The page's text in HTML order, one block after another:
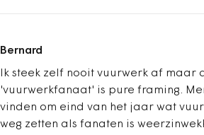
Bernard
Ik steek zelf nooit vuurwerk af maar
'vuurwerkfanaat' is pure framing.
vinden om eind van het jaar wat
weg zetten als fanaten is